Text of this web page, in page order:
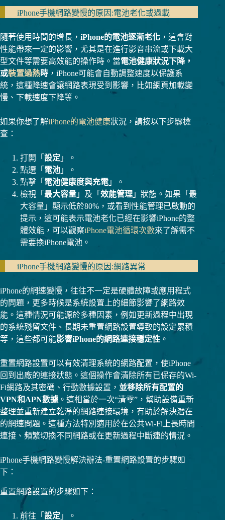
iPhone手機網路變慢的原因:電池老化或過載
隨著使用時間的增長， iPhone的電池逐漸老化 ，這會對
性能帶來一定的影響，尤其是在進行影音串流或下載大
型文件等需要高效能的操作時。當電池健康狀況下降，
或裝置過熱時 ，iPhone可能會自動調整速度以保護系
統，這種降速會讓網路表現受到影響，比如網頁加載變
慢、下載速度下降等。
如果你想了解iPhone的電池健康狀況，請按以下步驟檢
查：
打開「 設定 」。
點選「 電池 」。
點擊「 電池健康度與充電 」。
檢視「 最大容量 」及「 效能管理 」狀態。如果「最
大容量」顯示低於80%，或看到性能管理已啟動的
提示，這可能表示電池老化已經在影響iPhone的整
體效能，可以觀察iPhone電池循環次數來了解需不
需要換iPhone電池。
iPhone手機網路變慢的原因:網路異常
iPhone的網速變慢，往往不一定是硬體故障或應用程式
的問題，更多時候是系統設置上的細節影響了網路效
能。這種情況可能源於多種因素，例如更新過程中出現
的系統殘留文件、長期未重置網路設置導致的設定累積
等，這些都可能影響iPhone的網路連接穩定性 。
重置網路設置可以有效清理系統的網路配置，使iPhone
回到出廠的連接狀態。這個操作會清除所有已保存的Wi-
Fi網路及其密碼、行動數據設置， 並移除所有配置的
VPN和APN數據 。這相當於一次“清零”，幫助設備重新
整理並重新建立乾淨的網路連接環境，有助於解決潛在
的網速問題。這種方法特別適用於在公共Wi-Fi上長時間
連接、頻繁切換不同網路或在更新過程中斷連的情況。
iPhone手機網路變慢解決辦法-重置網路設置的步驟如
下：
重置網路設置的步驟如下：
前往「 設定 」。